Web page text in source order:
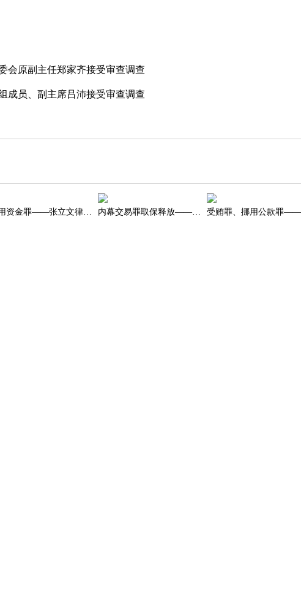
会原副主任郑家齐接受审查调查
成员、副主席吕沛接受审查调查
挪用资金罪——张立文律师办理中国某证券股份有限公司高级管理人挪用资金罪案件 内幕交易罪取保释放——张立文律师办理的证监会移送公安部督办内幕交易罪案件，当事人被取保候审予以释放